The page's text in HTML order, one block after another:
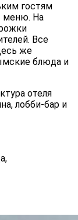
гостям
меню. На
Все
же
блюда и
отеля
лобби-бар и